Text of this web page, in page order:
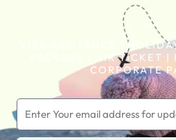
VISA ASSITANCE |
PACKAGE | AIR TICKET
CORPORATE